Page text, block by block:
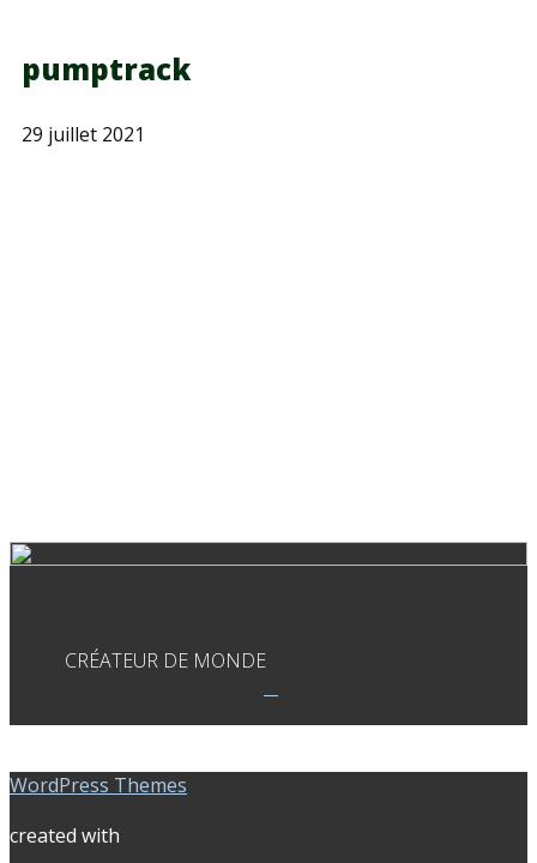
pumptrack
29 juillet 2021
CRÉATEUR DE MONDE
WordPress Themes
created with